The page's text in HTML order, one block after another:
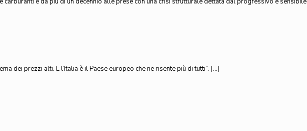
dei prezzi alti. E l’Italia è il Paese europeo che ne risente più di tutti”. […]